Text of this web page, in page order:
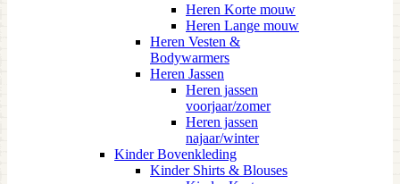
Heren Korte mouw
Heren Lange mouw
Heren Vesten &
Bodywarmers
Heren Jassen
Heren jassen
voorjaar/zomer
Heren jassen
najaar/winter
Kinder Bovenkleding
Kinder Shirts & Blouses